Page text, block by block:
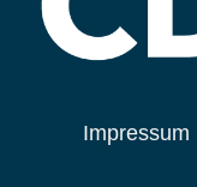
Impressum